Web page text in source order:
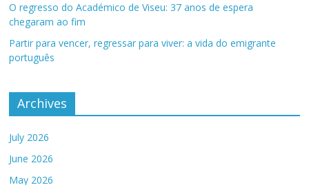
O regresso do Académico de Viseu: 37 anos de espera
chegaram ao fim
Partir para vencer, regressar para viver: a vida do emigrante
português
Archives
July 2026
June 2026
May 2026